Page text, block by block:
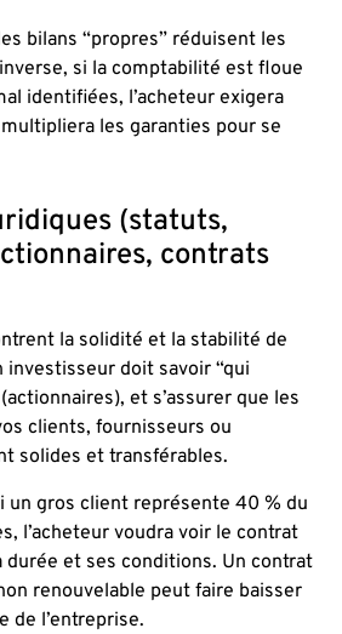
bilans “propres” réduisent les
si la comptabilité est floue
identifiées, l’acheteur exigera
les garanties pour se
(statuts,
contrats
la solidité et la stabilité de
investisseur doit savoir “qui
et s’assurer que les
clients, fournisseurs ou
solides et transférables.
un gros client représente 40 % du
l’acheteur voudra voir le contrat
durée et ses conditions. Un contrat
renouvelable peut faire baisser
de l’entreprise.